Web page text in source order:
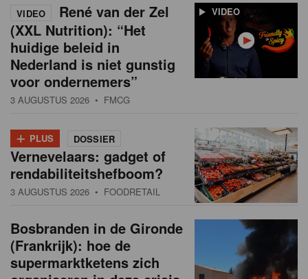
VIDEO
VIDEO
René van der Zel
(XXL Nutrition): “Het
huidige beleid in
Nederland is niet gunstig
voor ondernemers”
3 AUGUSTUS 2026 • FMCG
+ PLUS DOSSIER
Vernevelaars: gadget of
rendabiliteitshefboom?
3 AUGUSTUS 2026 • FOODRETAIL
Bosbranden in de Gironde
(Frankrijk): hoe de
supermarktketens zich